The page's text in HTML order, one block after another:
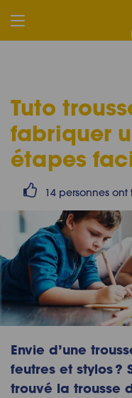
Tuto
fabriquer
étapes
14 personnes
Envie d’une
feutres et stylos ?
trouvé la trousse